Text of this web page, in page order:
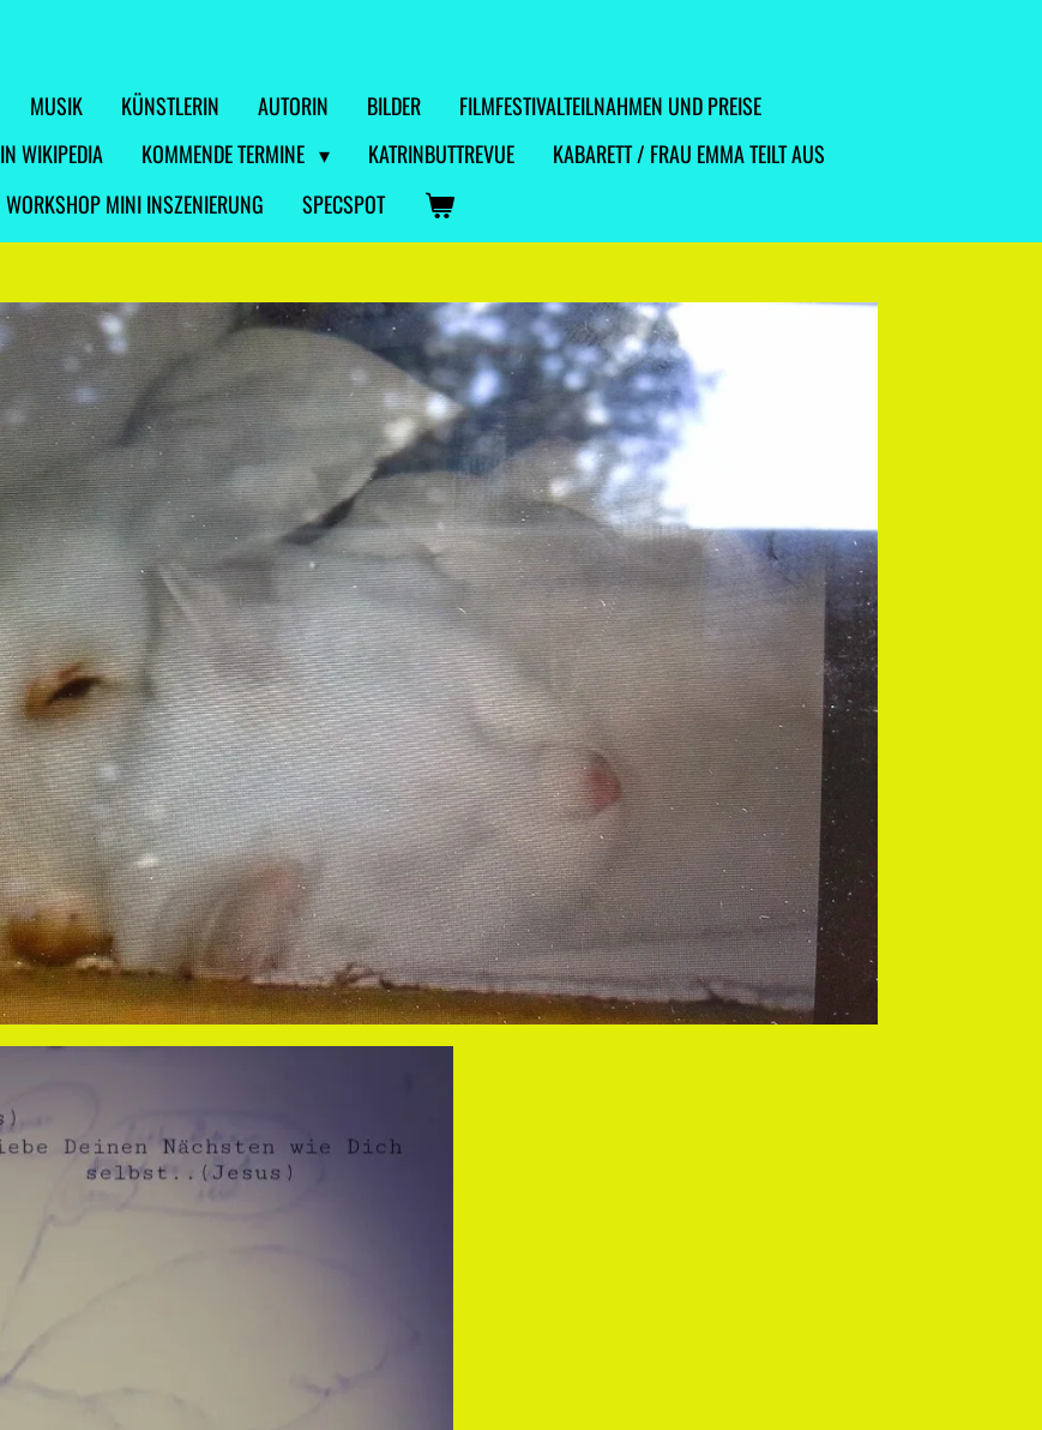
MUSIK KÜNSTLERIN AUTORIN BILDER
FILMFESTIVALTEILNAHMEN UND PREISE
IN WIKIPEDIA KOMMENDE TERMINE KATRINBUTTREVUE
KABARETT / FRAU EMMA TEILT AUS
WORKSHOP MINI INSZENIERUNG SPECSPOT